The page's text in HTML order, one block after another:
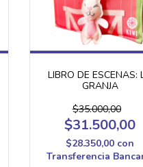
LIBRO DE ESCENAS:
GRANJA
$35.000,00
$31.500,00
$28.350,00 con
Transferencia